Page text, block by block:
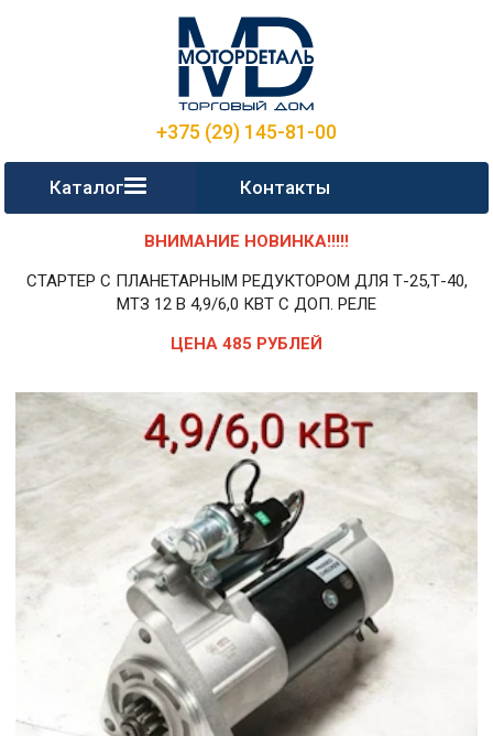
+375 (29) 145-81-00
Каталог Контакты
ВНИМАНИЕ НОВИНКА!!!!!
СТАРТЕР С ПЛАНЕТАРНЫМ РЕДУКТОРОМ ДЛЯ Т-25,Т-40,
МТЗ 12 В 4,9/6,0 КВТ С ДОП. РЕЛЕ
ЦЕНА 485 РУБЛЕЙ